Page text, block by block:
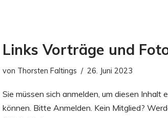
Links Vorträge und
von Thorsten Faltings 26. Juni 2023
Sie müssen sich anmelden, um diesen Inhalt
können. Bitte Anmelden. Kein Mitglied?